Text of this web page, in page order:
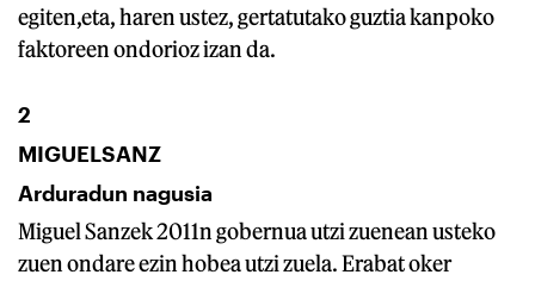
egiten,eta, haren ustez, gertatutako guztia kanpoko
faktoreen ondorioz izan da.
2
MIGUELSANZ
Arduradun nagusia
Miguel Sanzek 2011n gobernua utzi zuenean usteko
zuen ondare ezin hobea utzi zuela. Erabat oker